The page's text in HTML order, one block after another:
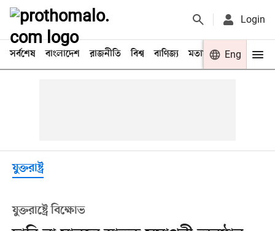
Login
সর্বশেষ বাংলাদেশ রাজনীতি বিশ্ব বাণিজ্য মতামত খেলা
Eng
যুক্তরাষ্ট্র
যুক্তরাষ্ট্রে বিক্ষোভ